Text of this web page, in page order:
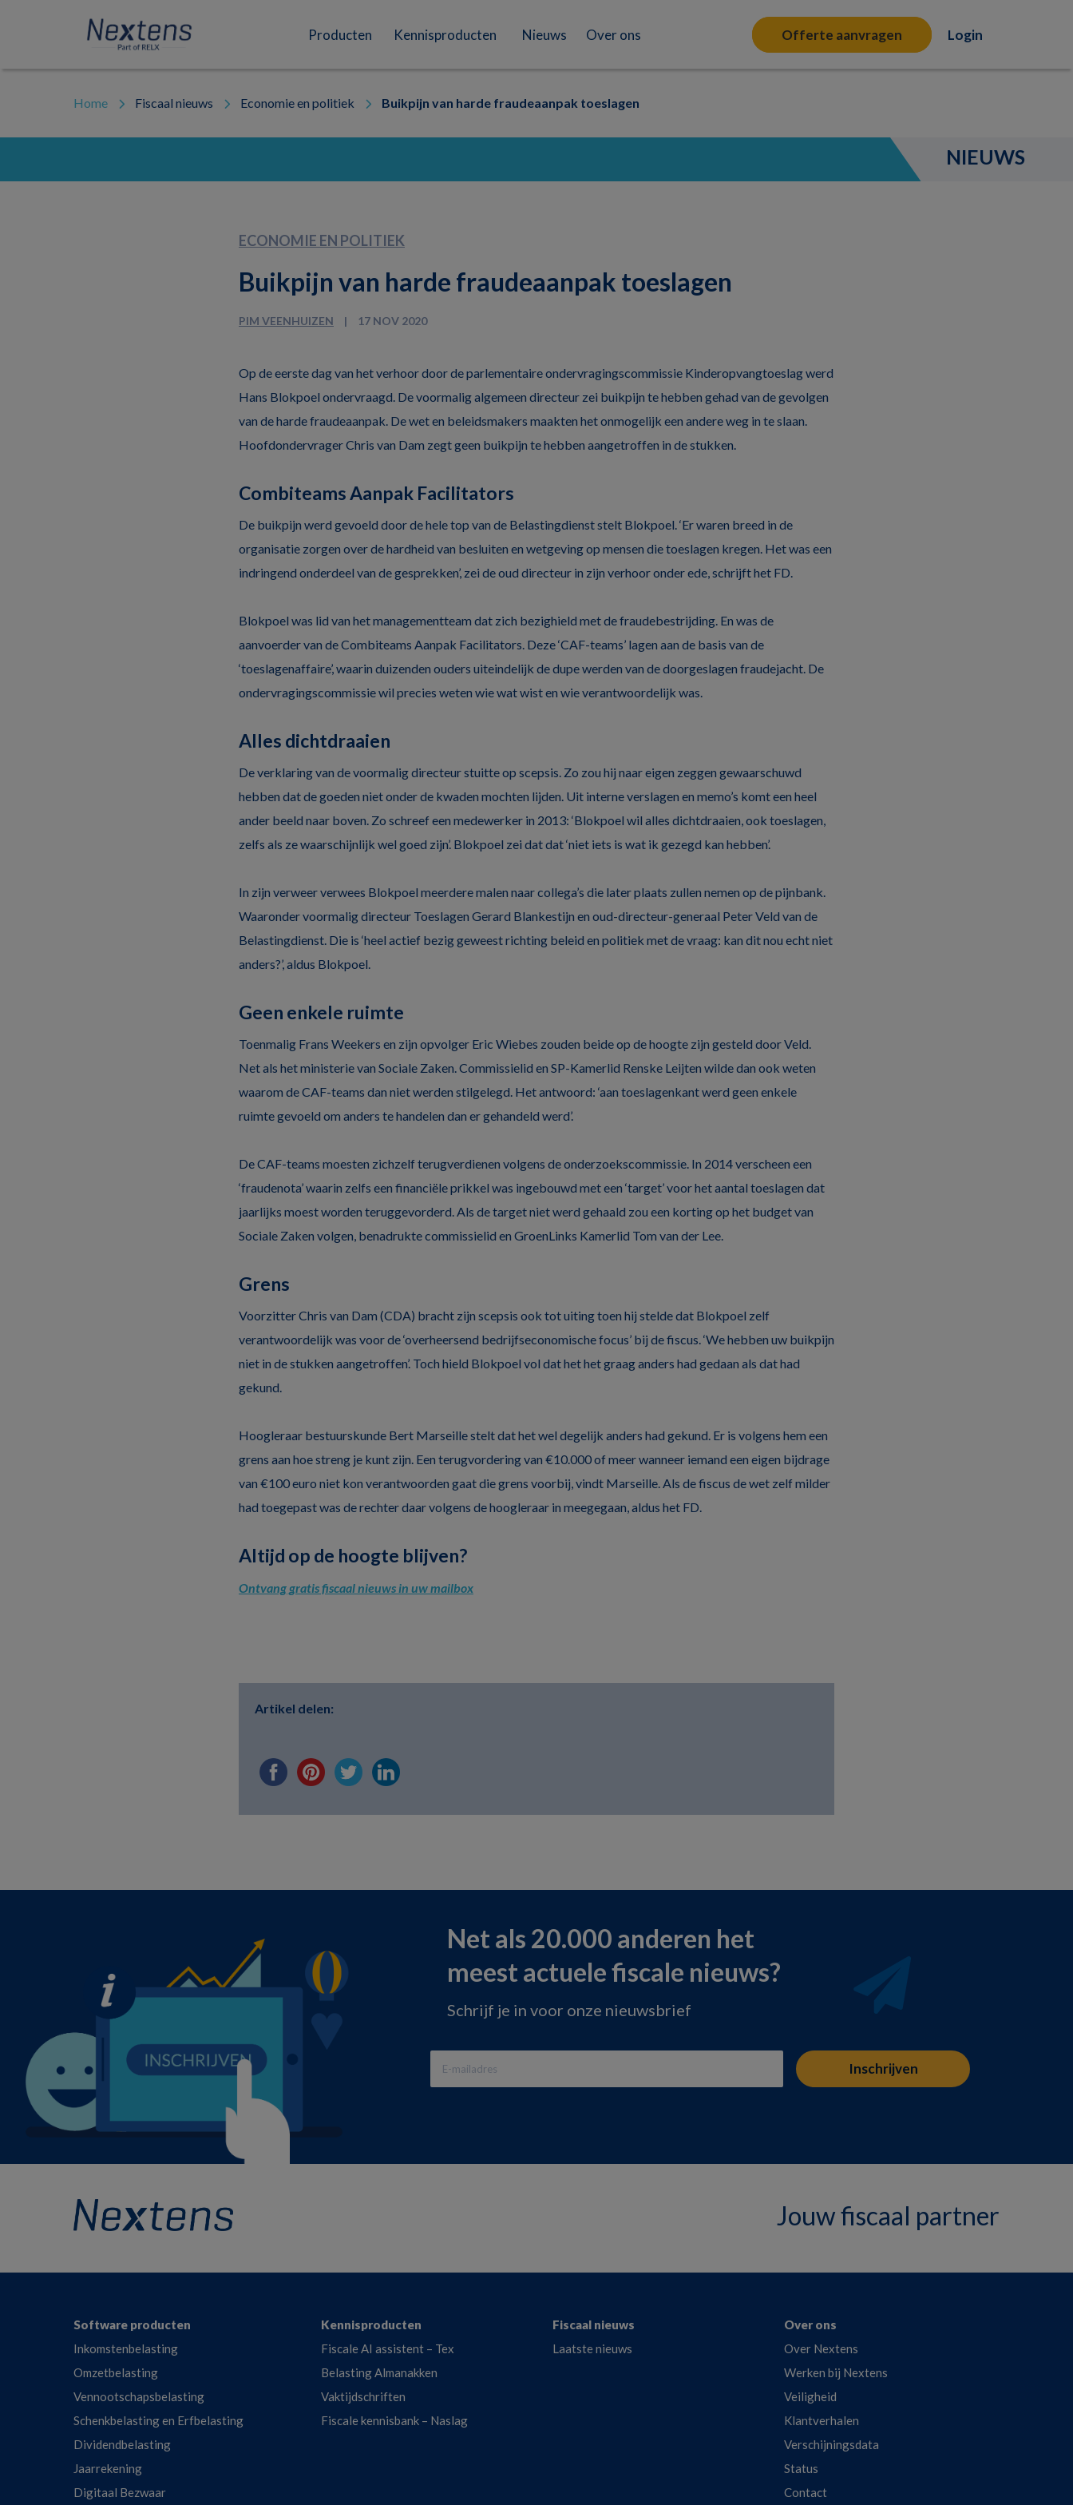
Nextens
Fiscaal
van
professionals
Producten Kennisproducten Nieuws Over ons Offerte aanvragen Login
Home Fiscaal nieuws Economie en politiek Buikpijn van harde fraudeaanpak toeslagen
NIEUWS
ECONOMIE EN POLITIEK
Buikpijn van harde fraudeaanpak toeslagen
PIM VEENHUIZEN 17 NOV 2020
Op de eerste dag van het verhoor door de parlementaire ondervragingscommissie Kinderopvangtoeslag werd
Hans Blokpoel ondervraagd. De voormalig algemeen directeur zei buikpijn te hebben gehad van de gevolgen
van de harde fraudeaanpak. De wet en beleidsmakers maakten het onmogelijk een andere weg in te slaan.
Hoofdondervrager Chris van Dam zegt geen buikpijn te hebben aangetroffen in de stukken.
Combiteams Aanpak Facilitators
De buikpijn werd gevoeld door de hele top van de Belastingdienst stelt Blokpoel. ‘Er waren breed in de
organisatie zorgen over de hardheid van besluiten en wetgeving op mensen die toeslagen kregen. Het was een
indringend onderdeel van de gesprekken’, zei de oud directeur in zijn verhoor onder ede, schrijft het FD.
Blokpoel was lid van het managementteam dat zich bezighield met de fraudebestrijding. En was de
aanvoerder van de Combiteams Aanpak Facilitators. Deze ‘CAF-teams’ lagen aan de basis van de
‘toeslagenaffaire’, waarin duizenden ouders uiteindelijk de dupe werden van de doorgeslagen fraudejacht. De
ondervragingscommissie wil precies weten wie wat wist en wie verantwoordelijk was.
Alles dichtdraaien
De verklaring van de voormalig directeur stuitte op scepsis. Zo zou hij naar eigen zeggen gewaarschuwd
hebben dat de goeden niet onder de kwaden mochten lijden. Uit interne verslagen en memo’s komt een heel
ander beeld naar boven. Zo schreef een medewerker in 2013: ‘Blokpoel wil alles dichtdraaien, ook toeslagen,
zelfs als ze waarschijnlijk wel goed zijn’. Blokpoel zei dat dat ‘niet iets is wat ik gezegd kan hebben’.
In zijn verweer verwees Blokpoel meerdere malen naar collega’s die later plaats zullen nemen op de pijnbank.
Waaronder voormalig directeur Toeslagen Gerard Blankestijn en oud-directeur-generaal Peter Veld van de
Belastingdienst. Die is ‘heel actief bezig geweest richting beleid en politiek met de vraag: kan dit nou echt niet
anders?’, aldus Blokpoel.
Geen enkele ruimte
Toenmalig Frans Weekers en zijn opvolger Eric Wiebes zouden beide op de hoogte zijn gesteld door Veld.
Net als het ministerie van Sociale Zaken. Commissielid en SP-Kamerlid Renske Leijten wilde dan ook weten
waarom de CAF-teams dan niet werden stilgelegd. Het antwoord: ‘aan toeslagenkant werd geen enkele
ruimte gevoeld om anders te handelen dan er gehandeld werd’.
De CAF-teams moesten zichzelf terugverdienen volgens de onderzoekscommissie. In 2014 verscheen een
‘fraudenota’ waarin zelfs een financiële prikkel was ingebouwd met een ‘target’ voor het aantal toeslagen dat
jaarlijks moest worden teruggevorderd. Als de target niet werd gehaald zou een korting op het budget van
Sociale Zaken volgen, benadrukte commissielid en GroenLinks Kamerlid Tom van der Lee.
Grens
Voorzitter Chris van Dam (CDA) bracht zijn scepsis ook tot uiting toen hij stelde dat Blokpoel zelf
verantwoordelijk was voor de ‘overheersend bedrijfseconomische focus’ bij de fiscus. ‘We hebben uw buikpijn
niet in de stukken aangetroffen’. Toch hield Blokpoel vol dat het het graag anders had gedaan als dat had
gekund.
Hoogleraar bestuurskunde Bert Marseille stelt dat het wel degelijk anders had gekund. Er is volgens hem een
grens aan hoe streng je kunt zijn. Een terugvordering van €10.000 of meer wanneer iemand een eigen bijdrage
van €100 euro niet kon verantwoorden gaat die grens voorbij, vindt Marseille. Als de fiscus de wet zelf milder
had toegepast was de rechter daar volgens de hoogleraar in meegegaan, aldus het FD.
Altijd op de hoogte blijven?
Ontvang gratis fiscaal nieuws in uw mailbox
Artikel delen:
Net als 20.000 anderen het
meest actuele fiscale nieuws?
Schrijf je in voor onze nieuwsbrief
Jouw fiscaal partner
FooterSoftware producten
Inkomstenbelasting
Omzetbelasting
Vennootschapsbelasting
Schenkbelasting en Erfbelasting
Dividendbelasting
Jaarrekening
Digitaal Bezwaar
Kennisproducten
Fiscale AI assistent – Tex
Belasting Almanakken
Vaktijdschriften
Fiscale kennisbank – Naslag
Fiscaal nieuws
Laatste nieuws
Over ons
Over Nextens
Werken bij Nextens
Veiligheid
Klantverhalen
Verschijningsdata
Status
Contact